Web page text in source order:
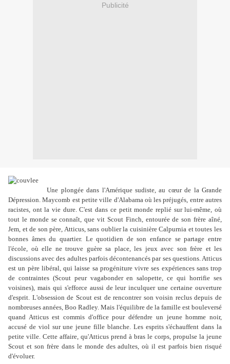
Publicité
Une plongée dans l'Amérique sudiste, au cœur de la Grande
Dépression. Maycomb est petite ville d'Alabama où les préjugés, entre autres
racistes, ont la vie dure. C'est dans ce petit monde replié sur lui-même, où
tout le monde se connaît, que vit Scout Finch, entourée de son frère aîné,
Jem, et de son père, Atticus, sans oublier la cuisinière Calpurnia et toutes les
bonnes âmes du quartier. Le quotidien de son enfance se partage entre
l'école, où elle ne trouve guère sa place, les jeux avec son frère et les
discussions avec des adultes parfois décontenancés par ses questions. Atticus
est un père libéral, qui laisse sa progéniture vivre ses expériences sans trop
de contraintes (Scout peur vagabonder en salopette, ce qui horrifie ses
voisines), mais qui s'efforce aussi de leur inculquer une certaine ouverture
d'esprit. L'obsession de Scout est de rencontrer son voisin reclus depuis de
nombreuses années, Boo Radley. Mais l'équilibre de la famille est bouleversé
quand Atticus est commis d'office pour défendre un jeune homme noir,
accusé de viol sur une jeune fille blanche. Les esprits s'échauffent dans la
petite ville. Cette affaire, qu'Atticus prend à bras le corps, propulse la jeune
Scout et son frère dans le monde des adultes, où il est parfois bien risqué
d'évoluer.